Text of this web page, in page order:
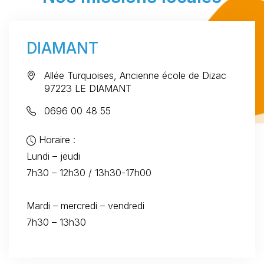
DIAMANT
Allée Turquoises, Ancienne école de Dizac
97223 LE DIAMANT
0696 00 48 55
Horaire :
Lundi – jeudi
7h30 – 12h30 / 13h30-17h00
Mardi – mercredi – vendredi
7h30 – 13h30